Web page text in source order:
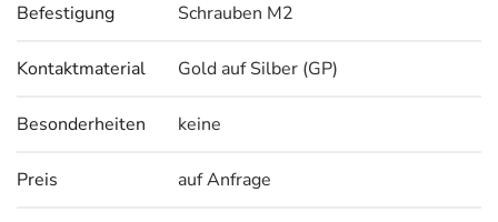
Befestigung Schrauben M2
Kontaktmaterial Gold auf Silber (GP)
Besonderheiten keine
Preis auf Anfrage